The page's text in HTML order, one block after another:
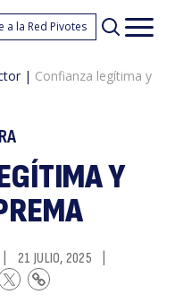
a la Red Pivotes
| Confianza legítima y
Y
21 JULIO, 2025